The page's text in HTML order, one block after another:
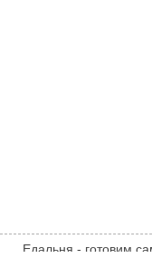
Едальня - готовим